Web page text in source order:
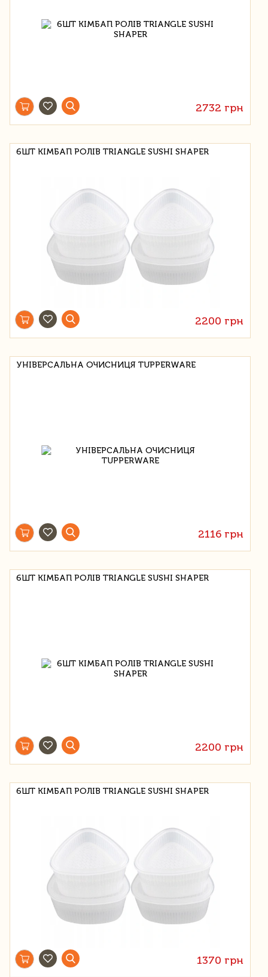
2732 грн
6ШТ КІМБАП РОЛІВ TRIANGLE SUSHI SHAPER
2200 грн
УНІВЕРСАЛЬНА ОЧИСНИЦЯ TUPPERWARE
2116 грн
6ШТ КІМБАП РОЛІВ TRIANGLE SUSHI SHAPER
2200 грн
6ШТ КІМБАП РОЛІВ TRIANGLE SUSHI SHAPER
1370 грн